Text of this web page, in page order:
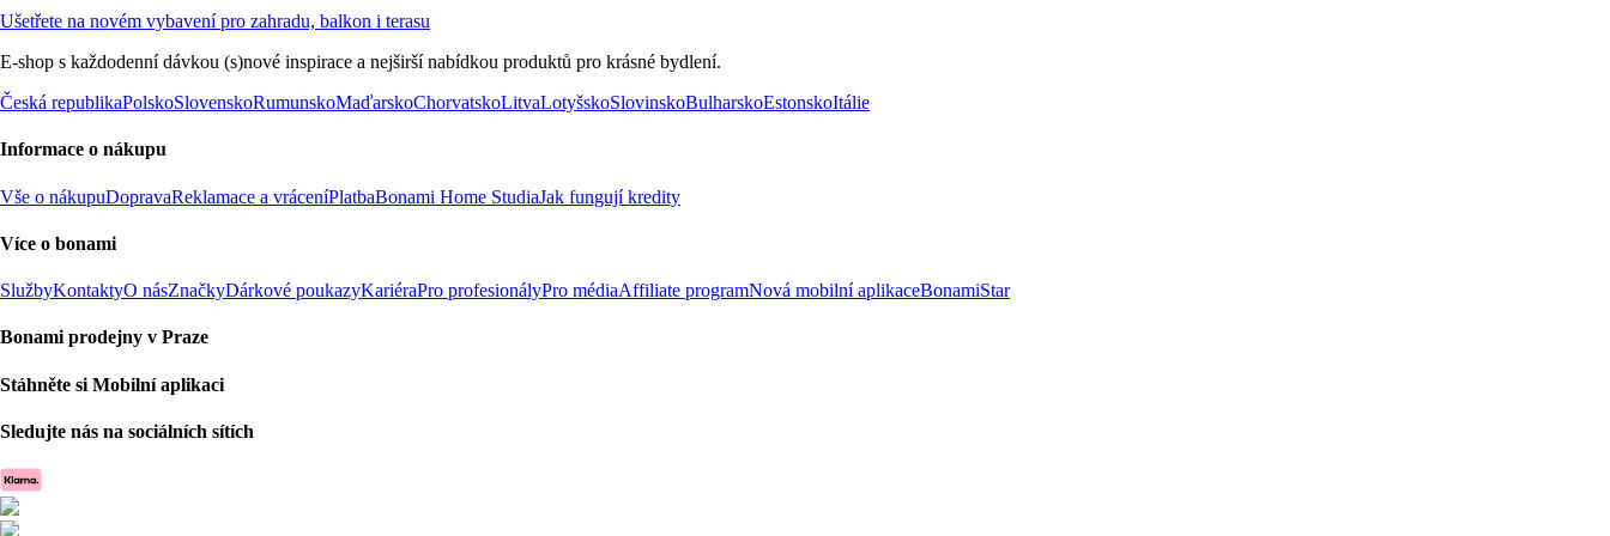
Ušetřete na novém vybavení pro zahradu, balkon i terasu
E-shop s každodenní dávkou (s)nové inspirace a nejširší nabídkou produktů pro krásné bydlení.
Česká republikaPolskoSlovenskoRumunskoMaďarskoChorvatskoLitvaLotyšskoSlovinskoBulharskoEstonskoItálie
Informace o nákupu
Vše o nákupuDopravaReklamace a vráceníPlatbaBonami Home StudiaJak fungují kredity
Více o bonami
SlužbyKontaktyO násZnačkyDárkové poukazyKariéraPro profesionályPro médiaAffiliate programNová mobilní aplikaceBonamiStar
Bonami prodejny v Praze
Stáhněte si Mobilní aplikaci
Sledujte nás na sociálních sítích